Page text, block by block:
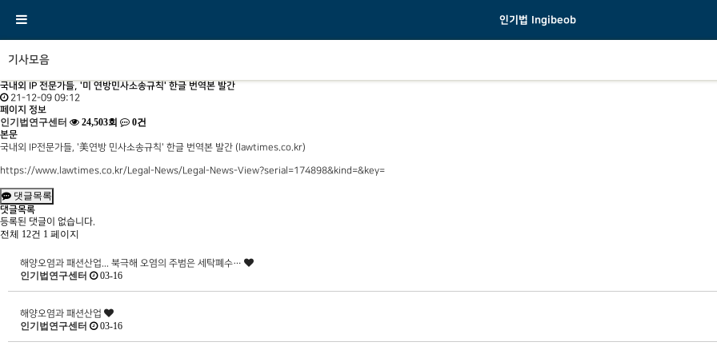
인기법 Ingibeob
기사모음
국내외 IP 전문가들, '미 연방민사소송규칙' 한글 번역본 발간
21-12-09 09:12
페이지 정보
인기법연구센터 24,503회 0건
본문
국내외 IP전문가들, '美연방 민사소송규칙' 한글 번역본 발간 (lawtimes.co.kr)
https://www.lawtimes.co.kr/Legal-News/Legal-News-View?serial=174898&kind=&key=
댓글목록
댓글목록
등록된 댓글이 없습니다.
전체 12건 1 페이지
해양오염과 패션산업... 북극해 오염의 주범은 세탁폐수…
인기법연구센터 03-16
해양오염과 패션산업
인기법연구센터 03-16